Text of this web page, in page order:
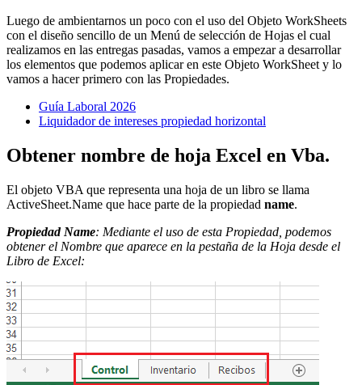
Luego de ambientarnos un poco con el uso del Objeto WorkSheets
con el diseño sencillo de un Menú de selección de Hojas el cual
realizamos en las entregas pasadas, vamos a empezar a desarrollar
los elementos que podemos aplicar en este Objeto WorkSheet y lo
vamos a hacer primero con las Propiedades.
Guía Laboral 2026
Liquidador de intereses propiedad horizontal
Obtener nombre de hoja Excel en Vba.
El objeto VBA que representa una hoja de un libro se llama
ActiveSheet.Name que hace parte de la propiedad name.
Propiedad Name: Mediante el uso de esta Propiedad, podemos
obtener el Nombre que aparece en la pestaña de la Hoja desde el
Libro de Excel: